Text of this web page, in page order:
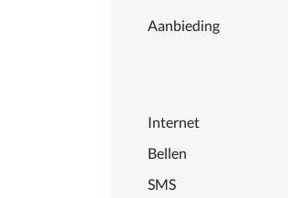
Aanbieding
Internet
Bellen
SMS